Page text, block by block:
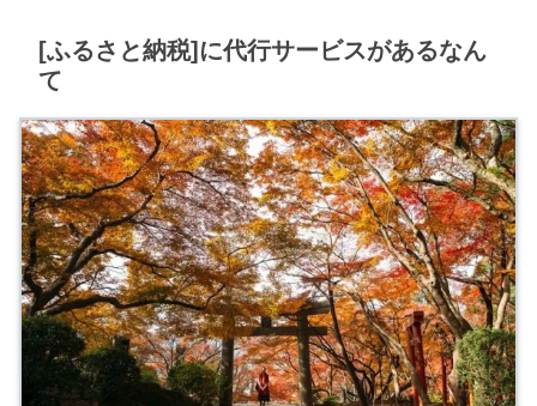
[ふるさと納税]に代行サービスがあるなん
て